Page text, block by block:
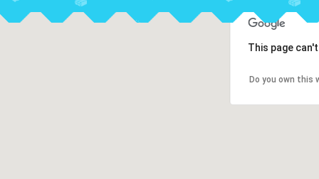
This page
Do you own this